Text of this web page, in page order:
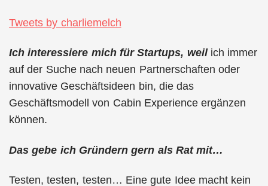
Tweets by charliemelch
Ich interessiere mich für Startups, weil ich immer
auf der Suche nach neuen Partnerschaften oder
innovative Geschäftsideen bin, die das
Geschäftsmodell von Cabin Experience ergänzen
können.
Das gebe ich Gründern gern als Rat mit…
Testen, testen, testen… Eine gute Idee macht kein